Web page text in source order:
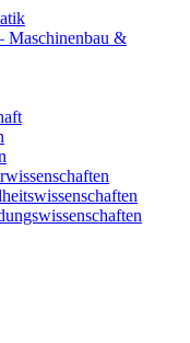
Maschinenbau &